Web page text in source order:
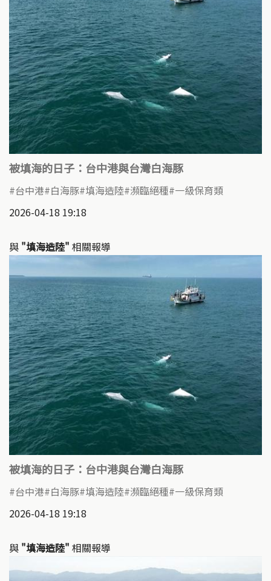
被填海的日子：台中港與台灣白海豚
台中港 白海豚 填海造陸 瀕臨絕種 一級保育類
2026-04-18 19:18
與 "填海造陸" 相關報導
被填海的日子：台中港與台灣白海豚
台中港 白海豚 填海造陸 瀕臨絕種 一級保育類
2026-04-18 19:18
與 "填海造陸" 相關報導